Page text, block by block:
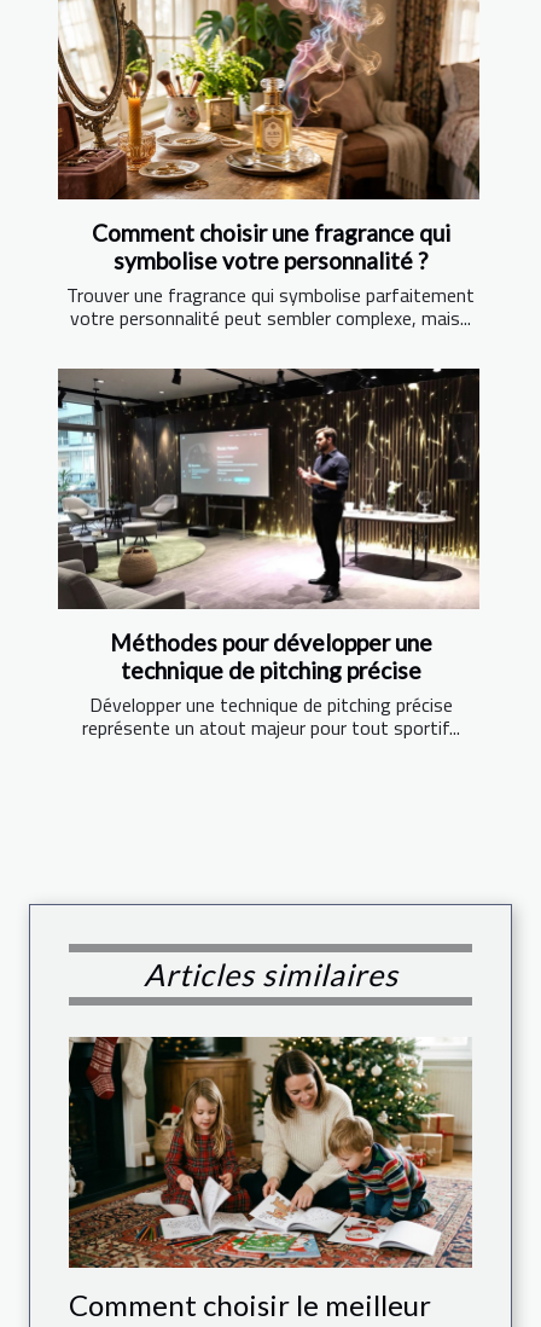
Comment choisir une fragrance qui
symbolise votre personnalité ?
Trouver une fragrance qui symbolise parfaitement
votre personnalité peut sembler complexe, mais...
Méthodes pour développer une
technique de pitching précise
Développer une technique de pitching précise
représente un atout majeur pour tout sportif...
Articles similaires
Comment choisir le meilleur